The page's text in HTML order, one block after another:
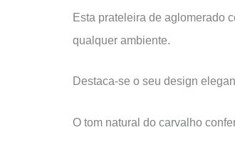
Esta prateleira de aglomerado
qualquer ambiente.
Destaca-se o seu design
O tom natural do carvalho